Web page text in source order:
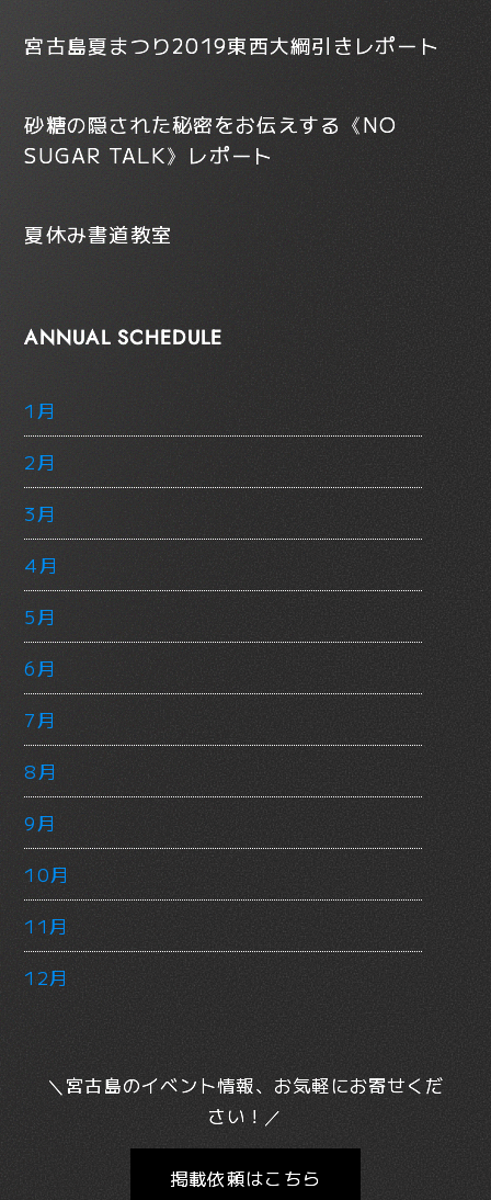
宮古島夏まつり2019東西大綱引きレポート
砂糖の隠された秘密をお伝えする《NO
SUGAR TALK》レポート
夏休み書道教室
ANNUAL SCHEDULE
1月
2月
3月
4月
5月
6月
7月
8月
9月
10月
11月
12月
＼宮古島のイベント情報、お気軽にお寄せくだ
さい！／
掲載依頼はこちら